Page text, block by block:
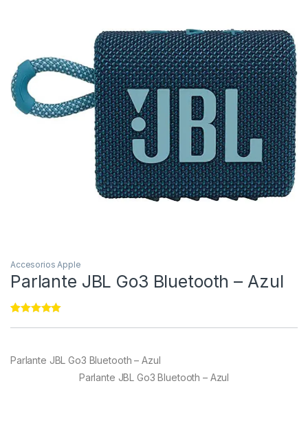
Accesorios Apple
Parlante JBL Go3 Bluetooth – Azul
ratings
Parlante JBL Go3 Bluetooth – Azul
Parlante JBL Go3 Bluetooth – Azul